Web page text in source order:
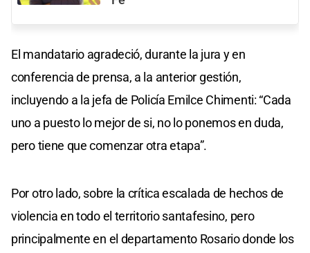
El mandatario agradeció, durante la jura y en
conferencia de prensa, a la anterior gestión,
incluyendo a la jefa de Policía Emilce Chimenti: “Cada
uno a puesto lo mejor de si, no lo ponemos en duda,
pero tiene que comenzar otra etapa”.
Por otro lado, sobre la crítica escalada de hechos de
violencia en todo el territorio santafesino, pero
principalmente en el departamento Rosario donde los